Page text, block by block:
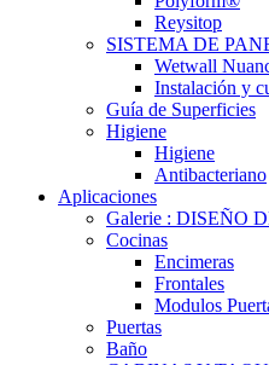
Reysitop
SISTEMA DE
Wetwall
Instalación y
Guía de Superficies
Higiene
Higiene
Antibacteriano
Aplicaciones
Galerie : DISEÑO
Cocinas
Encimeras
Frontales
Modulos
Puertas
Baño